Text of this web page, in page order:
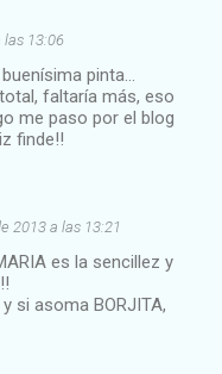
las 13:06
pinta...
faltaría más, eso
me paso por el blog
finde!!
2013 a las 13:21
es la sencillez y
si asoma BORJITA,